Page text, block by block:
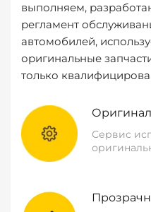
выполняем,
регламент
автомобилей,
оригинальные
только
Сервис